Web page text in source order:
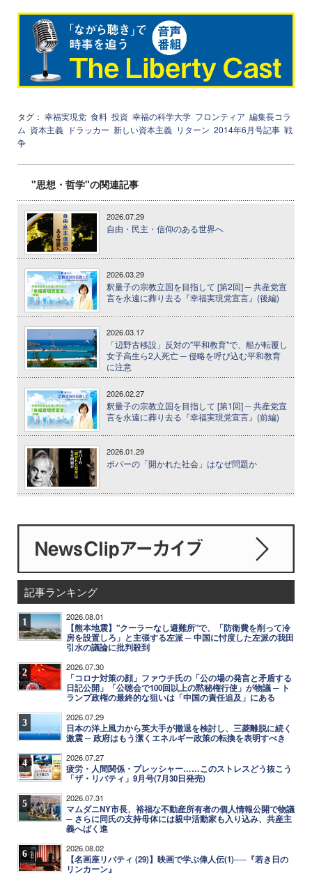
タグ： 幸福実現党 食料 投資 幸福の科学大学 フロンティア 編集長コラ
ム 資本主義 ドラッカー 新しい資本主義 リターン 2014年6月号記事 戦
争
"思想・哲学"の関連記事
2026.07.29
自由・民主・信仰のある世界へ
2026.03.29
釈量子の宗教立国を目指して [第2回] ─ 共産党宣
言を永遠に葬り去る『幸福実現党宣言』(後編)
2026.03.17
「辺野古移設」反対の"平和教育"で、船が転覆し
女子高生ら2人死亡 ─ 侵略を呼び込む平和教育
に注意
2026.02.27
釈量子の宗教立国を目指して [第1回] ─ 共産党宣
言を永遠に葬り去る『幸福実現党宣言』(前編)
2026.01.29
ポパーの「開かれた社会」はなぜ問題か
記事ランキング
1 2026.08.01
【熊本地震】"クーラーなし避難所"で、「防衛費を削って冷
房を設置しろ」と主張する左派 ─ 中国に忖度した左派の我田
引水の議論に批判殺到
2 2026.07.30
「コロナ対策の顔」ファウチ氏の「公の場の発言と矛盾する
日記公開」「公聴会で100回以上の黙秘権行使」が物議 ─ ト
ランプ政権の最終的な狙いは「中国の責任追及」にある
3 2026.07.29
日本の洋上風力から英大手が撤退を検討し、三菱離脱に続く
激震 ─ 政府はもう潔くエネルギー政策の転換を表明すべき
4 2026.07.27
疲労・人間関係・プレッシャー……このストレスどう抜こう
「ザ・リバティ」9月号(7月30日発売)
5 2026.07.31
マムダニNY市長、裕福な不動産所有者の個人情報公開で物議
─ さらに同氏の支持母体には親中活動家も入り込み、共産主
義へばく進
6 2026.08.02
【名画座リバティ (29)】映画で学ぶ偉人伝(1)──『若き日の
リンカーン』